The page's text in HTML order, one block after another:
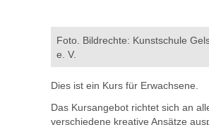
Foto. Bildrechte: Kunstschule
e. V.
Dies ist ein Kurs für Erwachsene.
Das Kursangebot richtet sich an
verschiedene kreative Ansätze